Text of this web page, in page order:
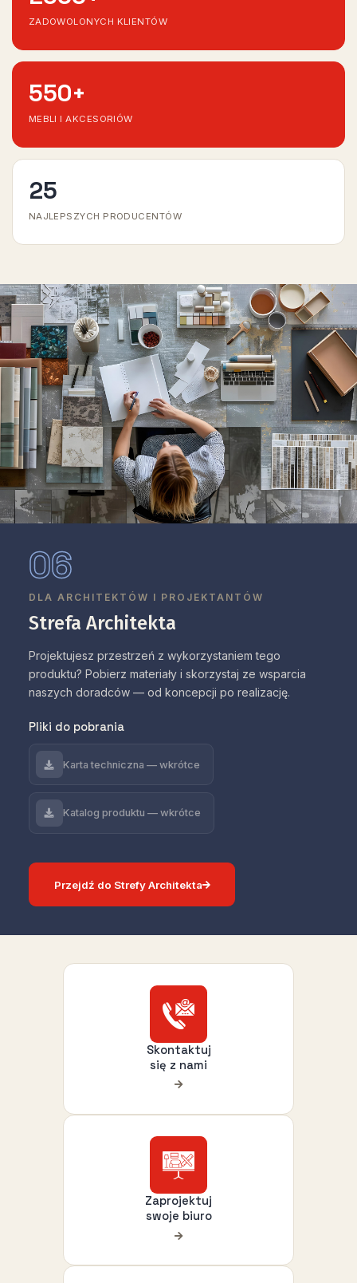
ZADOWOLONYCH KLIENTÓW
550+
MEBLI I AKCESORIÓW
25
NAJLEPSZYCH PRODUCENTÓW
06
DLA ARCHITEKTÓW I PROJEKTANTÓW
Strefa Architekta
Projektujesz przestrzeń z wykorzystaniem tego
produktu? Pobierz materiały i skorzystaj ze wsparcia
naszych doradców — od koncepcji po realizację.
Pliki do pobrania
Karta techniczna — wkrótce
Katalog produktu — wkrótce
Przejdź do Strefy Architekta
Skontaktuj
się z nami
Zaprojektuj
swoje biuro